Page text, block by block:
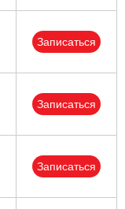
Записаться
Записаться
Записаться